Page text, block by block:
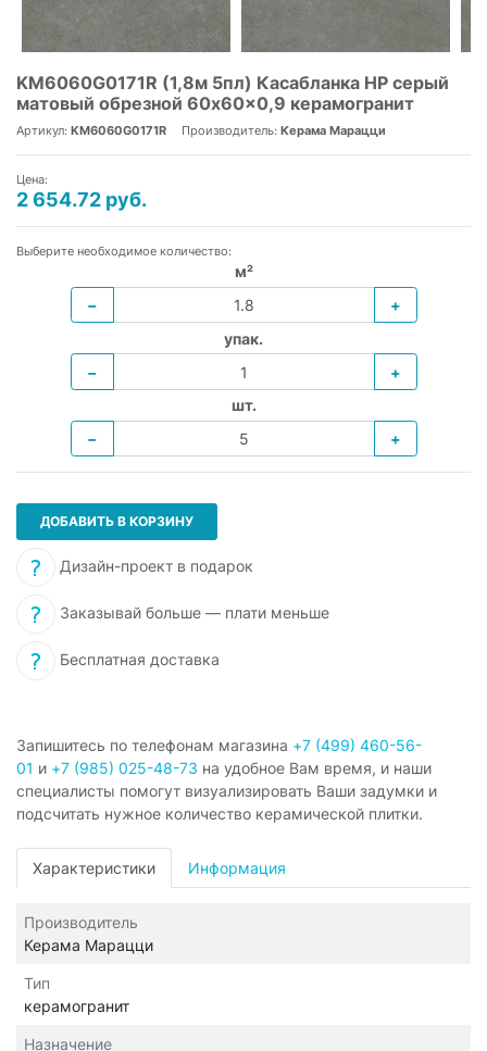
KM6060G0171R (1,8м 5пл) Касабланка HP серый
матовый обрезной 60x60x0,9 керамогранит
Артикул: KM6060G0171R Производитель: Керама Марацци
Цена:
2 654.72 руб.
Выберите необходимое количество:
м²
−
+
упак.
−
+
шт.
−
+
ДОБАВИТЬ В КОРЗИНУ
Дизайн-проект в подарок
Заказывай больше — плати меньше
Бесплатная доставка
Запишитесь по телефонам магазина +7 (499) 460-56-
01 и +7 (985) 025-48-73 на удобное Вам время, и наши
специалисты помогут визуализировать Ваши задумки и
подсчитать нужное количество керамической плитки.
Характеристики Информация
Производитель
Керама Марацци
Тип
керамогранит
Назначение